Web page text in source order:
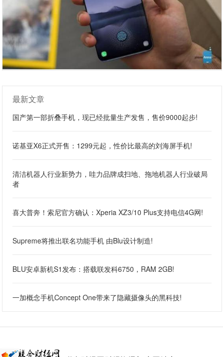
最新文章
国产第一部折叠手机，现已经批量生产发售，售价9000起步!
诺基亚X6正式开售：1299元起，性价比最高的刘海屏手机!
清洁机器人行业新势力，哇力品牌成扫地、拖地机器人行业破局
者
喜大普奔！索尼官方确认：Xperia XZ3/10 Plus支持电信4G网!
Supreme将推出联名功能手机 由Blu设计制造!
BLU安卓新机S1发布：搭载联发科6750，RAM 2GB!
一加概念手机Concept One带来了隐藏摄像头的黑科技!